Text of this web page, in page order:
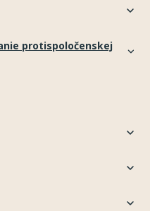
protispoločenskej